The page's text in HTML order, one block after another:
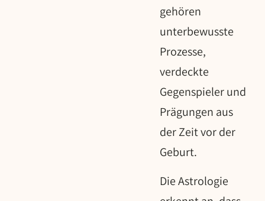
gehören
unterbewusste
Prozesse,
verdeckte
Gegenspieler und
Prägungen aus
der Zeit vor der
Geburt.
Die Astrologie